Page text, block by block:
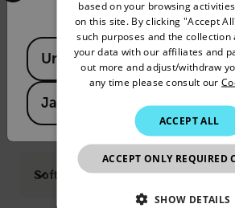
Bluetooth
未認証)
Remote
operation
(T131171ACC)
Software
Available Locations
United States
Japan
based on your browsing
on this site. By clicking "Accept
such purposes and the collection
your data with our affiliates and
out more and adjust/withdraw
any time please consult our
ACCEPT ALL
ACCEPT ONLY REQUIRED
SHOW DETAILS